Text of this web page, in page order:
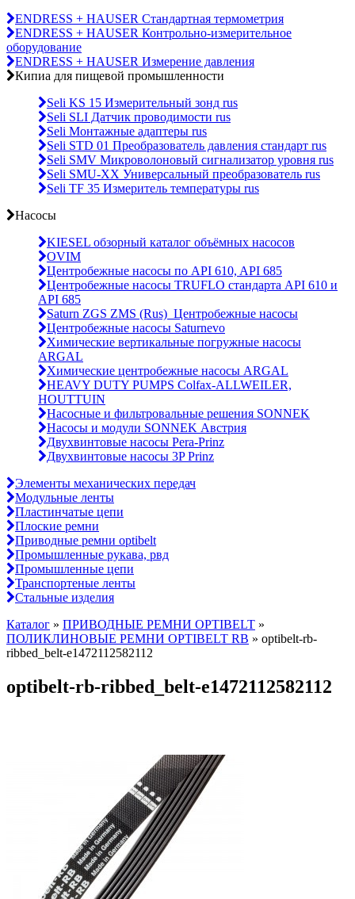
ENDRESS + HAUSER Стандартная термометрия
ENDRESS + HAUSER Контрольно-измерительное
оборудование
ENDRESS + HAUSER Измерение давления
Кипиа для пищевой промышленности
Seli KS 15 Измерительный зонд rus
Seli SLI Датчик проводимости rus
Seli Монтажные адаптеры rus
Seli STD 01 Преобразователь давления стандарт rus
Seli SMV Микроволоновый сигнализатор уровня rus
Seli SMU-ХХ Универсальный преобразователь rus
Seli TF 35 Измеритель температуры rus
Насосы
KIESEL обзорный каталог объёмных насосов
OVIM
Центробежные насосы по API 610, API 685
Центробежные насосы TRUFLO стандарта API 610 и
API 685
Saturn ZGS ZMS (Rus)_Центробежные насосы
Центробежные насосы Saturnevo
Химические вертикальные погружные насосы
ARGAL
Химические центробежные насосы ARGAL
HEAVY DUTY PUMPS Colfax-ALLWEILER,
HOUTTUIN
Насосные и фильтровальные решения SONNEK
Насосы и модули SONNEK Австрия
Двухвинтовые насосы Pera-Prinz
Двухвинтовые насосы 3P Prinz
Элементы механических передач
Модульные ленты
Пластинчатые цепи
Плоские ремни
Приводные ремни optibelt
Промышленные рукава, рвд
Промышленные цепи
Транспортеные ленты
Стальные изделия
Каталог » ПРИВОДНЫЕ РЕМНИ OPTIBELT »
ПОЛИКЛИНОВЫЕ РЕМНИ OPTIBELT RB » optibelt-rb-
ribbed_belt-e1472112582112
optibelt-rb-ribbed_belt-e1472112582112